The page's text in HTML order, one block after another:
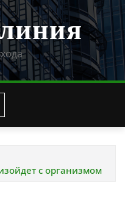
с организмом